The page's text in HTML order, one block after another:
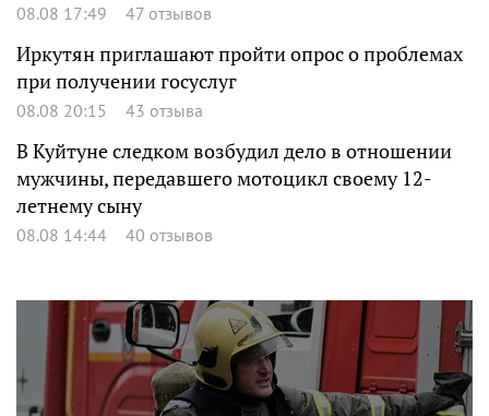
08.08 17:49 47 отзывов
Иркутян приглашают пройти опрос о проблемах
при получении госуслуг
08.08 20:15 43 отзыва
В Куйтуне следком возбудил дело в отношении
мужчины, передавшего мотоцикл своему 12-
летнему сыну
08.08 14:44 40 отзывов